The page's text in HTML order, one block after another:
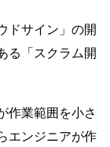
ドサイン」の開
る「スクラム開
作業範囲を小さ
エンジニアが作